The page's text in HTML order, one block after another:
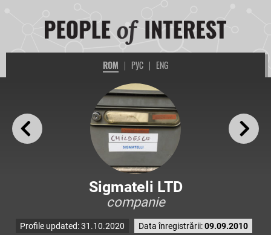
ROM | РУС | ENG
Sigmateli LTD
companie
Profile updated: 31.10.2020 Data înregistrării:09.09.2010